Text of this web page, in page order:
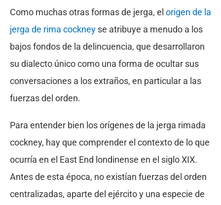
Como muchas otras formas de jerga, el origen de la
jerga de rima cockney se atribuye a menudo a los
bajos fondos de la delincuencia, que desarrollaron
su dialecto único como una forma de ocultar sus
conversaciones a los extraños, en particular a las
fuerzas del orden.
Para entender bien los orígenes de la jerga rimada
cockney, hay que comprender el contexto de lo que
ocurría en el East End londinense en el siglo XIX.
Antes de esta época, no existían fuerzas del orden
centralizadas, aparte del ejército y una especie de